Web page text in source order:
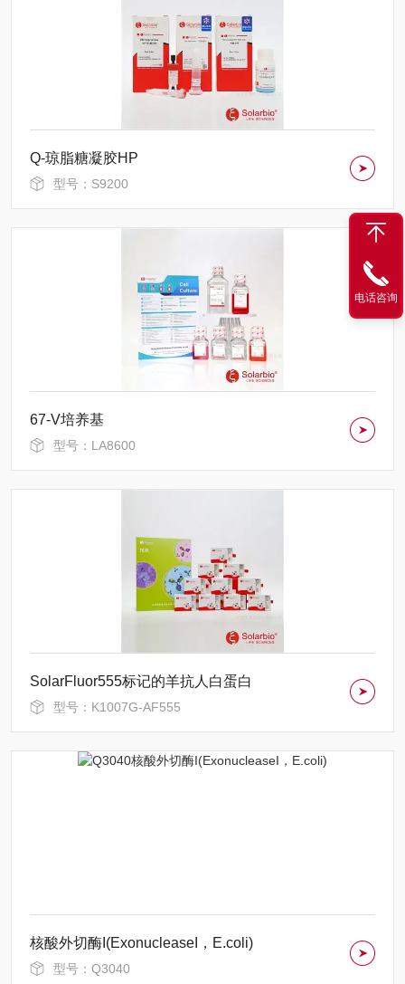
Q-琼脂糖凝胶HP
型号：S9200
67-V培养基
型号：LA8600
SolarFluor555标记的羊抗人白蛋白
型号：K1007G-AF555
核酸外切酶I(ExonucleaseI，E.coli)
型号：Q3040
电话咨询